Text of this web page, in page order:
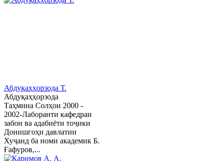
Абдуқаҳҳорзода Т.
Абдуқаҳҳорзода
Таҳмина Солҳои 2000 -
2002-Лаборанти кафедраи
забон ва адабиёти тоҷики
Донишгоҳи давлатии
Хуҷанд ба номи академик Б.
Ғафуров,...